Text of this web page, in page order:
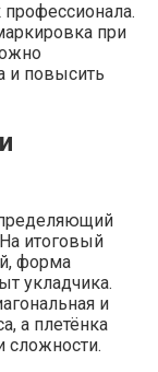
при
и повысить
итоговый
форма
укладчика.
и
а плетёнка
сложности.